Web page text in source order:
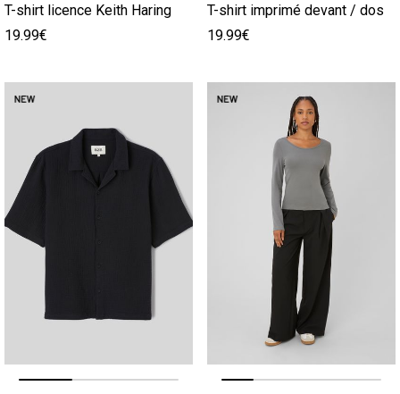
T-shirt licence Keith Haring
19.99€
T-shirt imprimé devant / dos
19.99€